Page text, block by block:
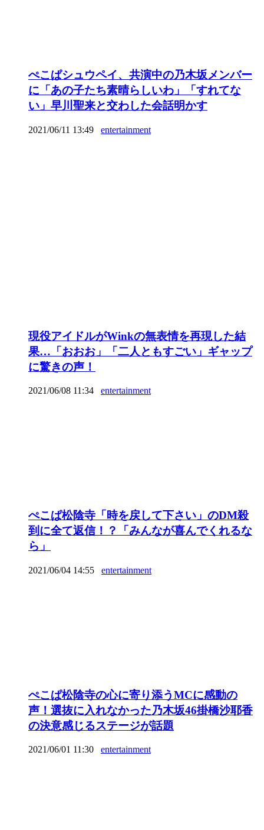
ぺこぱシュウペイ、共演中の乃木坂メンバー
に「あの子たち素晴らしいわ」「すれてな
い」早川聖来と交わした会話明かす
2021/06/11 13:49 entertainment
現役アイドルがWinkの無表情を再現した結
果…「おおお」「二人ともすごい」ギャップ
に驚きの声！
2021/06/08 11:34 entertainment
ぺこぱ松陰寺「時を戻して下さい」のDM殺
到に全て返信！？「みんなが喜んでくれるな
ら」
2021/06/04 14:55 entertainment
ぺこぱ松陰寺の心に寄り添うMCに感動の
声！選抜に入れなかった乃木坂46掛橋沙耶香
の決意感じるステージが話題
2021/06/01 11:30 entertainment